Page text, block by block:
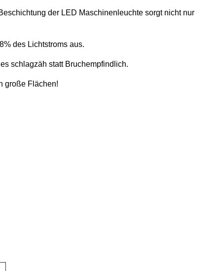
der LED Maschinenleuchte sorgt nicht nur
des Lichtstroms aus.
schlagzäh statt Bruchempfindlich.
große Flächen!